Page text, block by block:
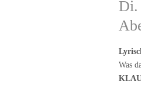
Di.
Was